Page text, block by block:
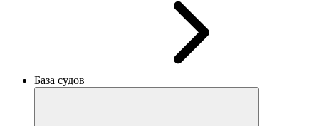
База судов